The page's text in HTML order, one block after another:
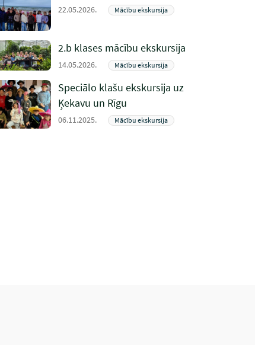
22.05.2026. Mācību ekskursija
2.b klases mācību ekskursija
14.05.2026. Mācību ekskursija
Speciālo klašu ekskursija uz
Ķekavu un Rīgu
06.11.2025. Mācību ekskursija